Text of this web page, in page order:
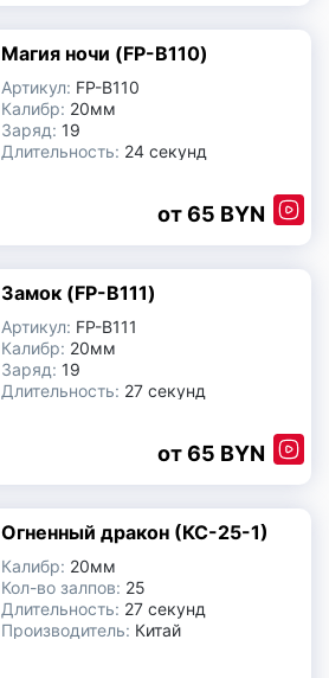
Магия ночи (FP-B110)
Артикул: FP-B110
Калибр: 20мм
Заряд: 19
Длительность: 24 секунд
65 BYN
Замок (FP-B111)
Артикул: FP-B111
Калибр: 20мм
Заряд: 19
Длительность: 27 секунд
65 BYN
Огненный дракон (КС-25-1)
Калибр: 20мм
Кол-во залпов: 25
Длительность: 27 секунд
Производитель: Китай